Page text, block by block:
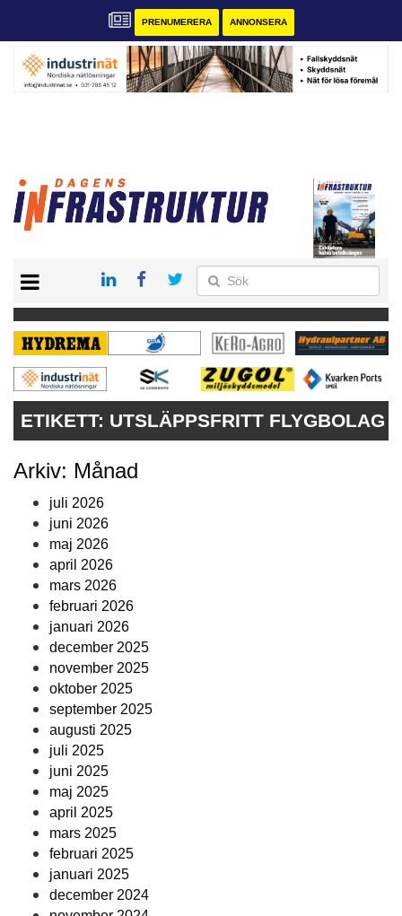
PRENUMERERA ANNONSERA
KONTAKT
VÅRA ANDRA MAGASIN
PRENUMERERA
ANNONSERA
ETIKETT: UTSLÄPPSFRITT FLYGBOLAG
Arkiv: Månad
juli 2026
juni 2026
maj 2026
april 2026
mars 2026
februari 2026
januari 2026
december 2025
november 2025
oktober 2025
september 2025
augusti 2025
juli 2025
juni 2025
maj 2025
april 2025
mars 2025
februari 2025
januari 2025
december 2024